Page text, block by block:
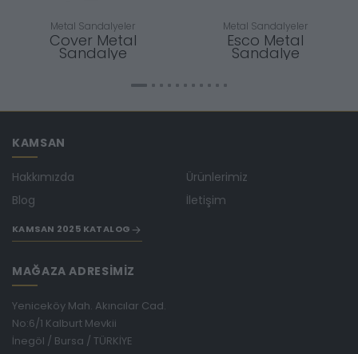
Metal Sandalyeler
Cover Metal
Sandalye
Metal Sandalyeler
Esco Metal
Sandalye
KAMSAN
Hakkımızda Ürünlerimiz
Blog İletişim
KAMSAN 2025 KATALOG
MAĞAZA ADRESİMİZ
Yeniceköy Mah. Akıncılar Cad.
No:6/1 Kalburt Mevkii
İnegöl / Bursa / TÜRKİYE